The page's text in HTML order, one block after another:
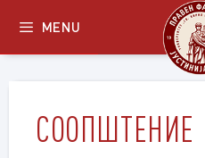
content
MENU
СООПШТЕНИЕ